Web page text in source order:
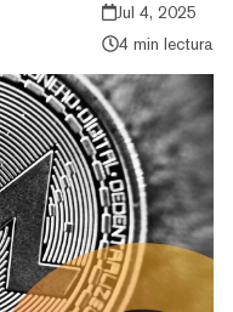
Jul 4, 2025
4 min lectura